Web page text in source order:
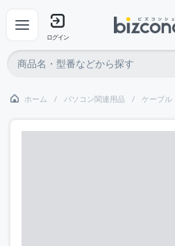
ログイン
ホーム パソコン関連用品 ケーブル